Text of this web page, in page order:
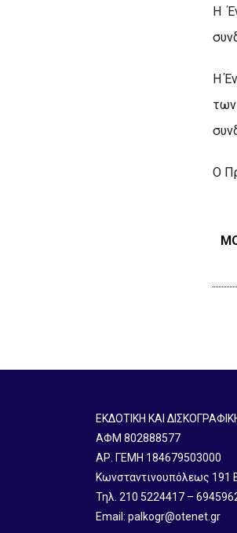
Η
Η
Ο
ΕΚΔΟΤΙΚΗ ΚΑΙ
ΑΦΜ 802888577
ΑΡ. ΓΕΜΗ 184679503000
Κωνσταντινουπόλεως 191
Τηλ. 210 5224417 –
Email: palkogr@otenet.gr